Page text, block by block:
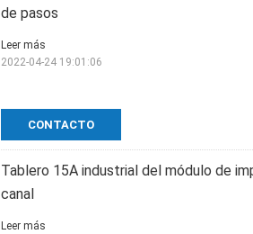
de pasos
CONTACTO
Leer más
2022-04-24 19:01:06
Tablero 15A industrial del módulo de
canal
Leer más